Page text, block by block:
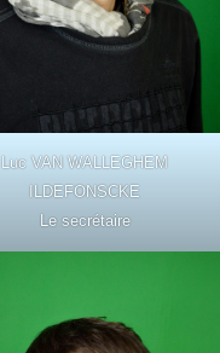
Luc VAN WALLEGHEM
ILDEFONSCKE
Le secrétaire